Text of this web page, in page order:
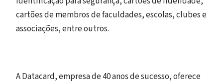
cartões de membros de faculdades, escolas, clubes e
associações, entre outros.
A Datacard, empresa de 40 anos de sucesso, oferece